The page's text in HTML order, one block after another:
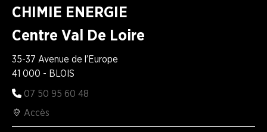
COVID 19
Les extraits du CFDT magazine
ENTREPRISES
SERVICES
CHIMIE ENERGIE
Centre Val De Loire
35-37 Avenue de l’Europe
41 000 - BLOIS
07 50 95 60 48
Accès